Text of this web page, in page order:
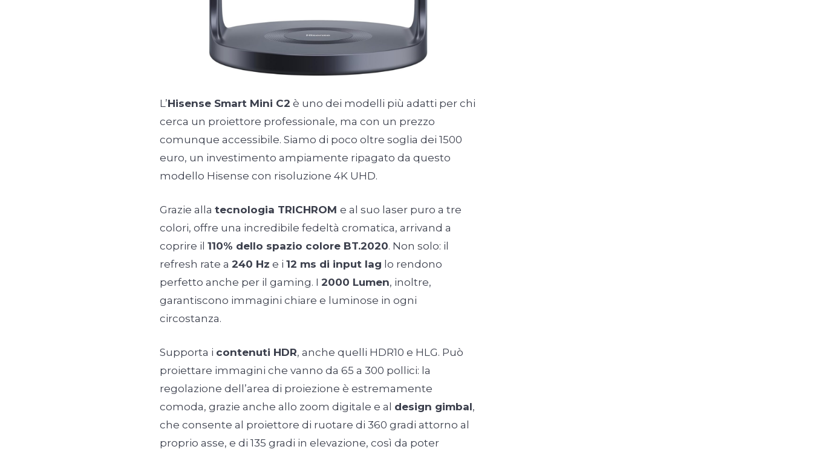
L’Hisense Smart Mini C2 è uno dei modelli più adatti per chi
cerca un proiettore professionale, ma con un prezzo
comunque accessibile. Siamo di poco oltre soglia dei 1500
euro, un investimento ampiamente ripagato da questo
modello Hisense con risoluzione 4K UHD.
Grazie alla tecnologia TRICHROM e al suo laser puro a tre
colori, offre una incredibile fedeltà cromatica, arrivand a
coprire il 110% dello spazio colore BT.2020. Non solo: il
refresh rate a 240 Hz e i 12 ms di input lag lo rendono
perfetto anche per il gaming. I 2000 Lumen, inoltre,
garantiscono immagini chiare e luminose in ogni
circostanza.
Supporta i contenuti HDR, anche quelli HDR10 e HLG. Può
proiettare immagini che vanno da 65 a 300 pollici: la
regolazione dell’area di proiezione è estremamente
comoda, grazie anche allo zoom digitale e al design gimbal,
che consente al proiettore di ruotare di 360 gradi attorno al
proprio asse, e di 135 gradi in elevazione, così da poter